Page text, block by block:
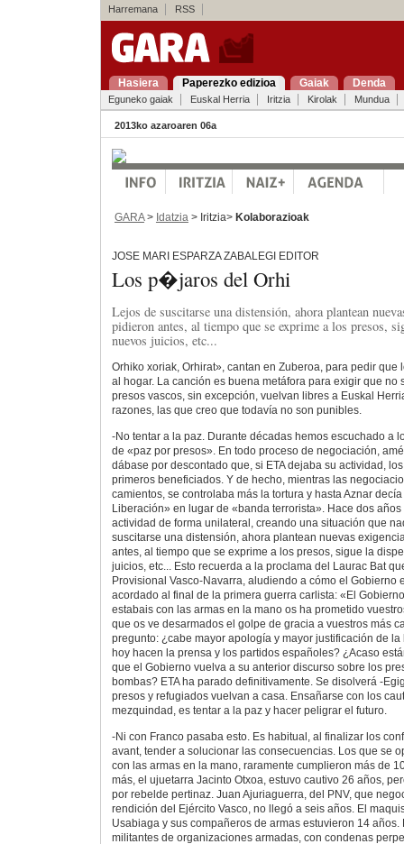
Harremana RSS
Hasiera Paperezko edizioa Gaiak Denda
Eguneko gaiak Euskal Herria Iritzia Kirolak Mundua
2013ko azaroaren 06a
GARA> Idatzia > Iritzia> Kolaborazioak
JOSE MARI ESPARZA ZABALEGI EDITOR
Los p�jaros del Orhi
Lejos de suscitarse una distensión, ahora plantean
pidieron antes, al tiempo que se exprime a los presos,
nuevos juicios, etc...
Orhiko xoriak, Orhirat», cantan en Zuberoa, para pedir
al hogar. La canción es buena metáfora para exigir que no
presos vascos, sin excepción, vuelvan libres a Euskal
razones, las que creo que todavía no son punibles.
-No tentar a la paz. Durante décadas hemos escuchado a
de «paz por presos». En todo proceso de negociación,
dábase por descontado que, si ETA dejaba su actividad,
primeros beneficiados. Y de hecho, mientras las
camientos, se controlaba más la tortura y hasta Aznar
Liberación» en lugar de «banda terrorista». Hace dos
actividad de forma unilateral, creando una situación que
suscitarse una distensión, ahora plantean nuevas
antes, al tiempo que se exprime a los presos, sigue la
juicios, etc... Esto recuerda a la proclama del Laurac Bat
Provisional Vasco-Navarra, aludiendo a cómo el Gobierno
acordado al final de la primera guerra carlista: «El
estabais con las armas en la mano os ha prometido
que os ve desarmados el golpe de gracia a vuestros más
pregunto: ¿cabe mayor apología y mayor justificación de
hoy hacen la prensa y los partidos españoles? ¿Acaso
que el Gobierno vuelva a su anterior discurso sobre los
bombas? ETA ha parado definitivamente. Se disolverá -
presos y refugiados vuelvan a casa. Ensañarse con los
mezquindad, es tentar a la paz y hacer peligrar el futuro.
-Ni con Franco pasaba esto. Es habitual, al finalizar los
avant, tender a solucionar las consecuencias. Los que se
con las armas en la mano, raramente cumplieron más de
más, el ujuetarra Jacinto Otxoa, estuvo cautivo 26 años,
por rebelde pertinaz. Juan Ajuriaguerra, del PNV, que
rendición del Ejército Vasco, no llegó a seis años. El
Usabiaga y sus compañeros de armas estuvieron 14
militantes de organizaciones armadas, con condenas